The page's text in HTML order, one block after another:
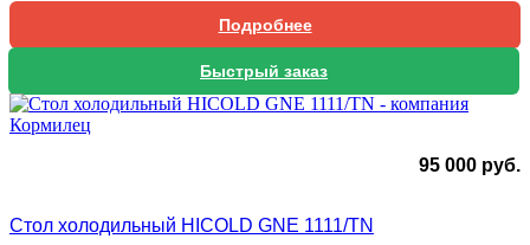
Подробнее
Быстрый заказ
95 000 руб.
Стол холодильный HICOLD GNE 1111/TN